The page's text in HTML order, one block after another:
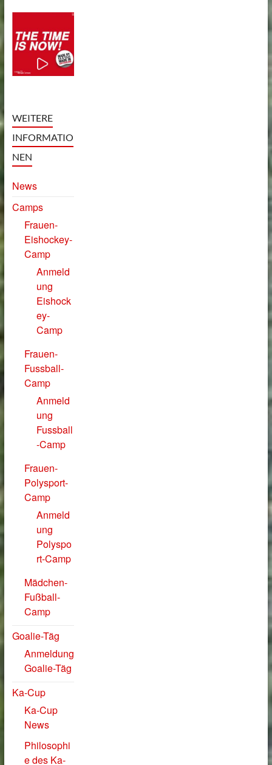
WEITERE
INFORMATIO
NEN
News
Camps
Frauen-
Eishockey-
Camp
Anmeld
ung
Eishock
ey-
Camp
Frauen-
Fussball-
Camp
Anmeld
ung
Fussball
-Camp
Frauen-
Polysport-
Camp
Anmeld
ung
Polyspo
rt-Camp
Mädchen-
Fußball-
Camp
Goalie-Täg
Anmeldung
Goalie-Täg
Ka-Cup
Ka-Cup
News
Philosophi
e des Ka-